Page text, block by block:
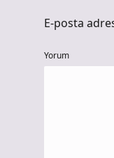
E-posta
Yorum